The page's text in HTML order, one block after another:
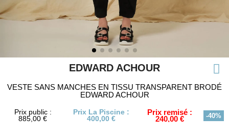
EDWARD ACHOUR
VESTE SANS MANCHES EN TISSU TRANSPARENT BRODÉ
EDWARD ACHOUR
Prix public :
885,00 €
Prix La Piscine :
400,00 €
Prix remisé :
240,00 € -40%